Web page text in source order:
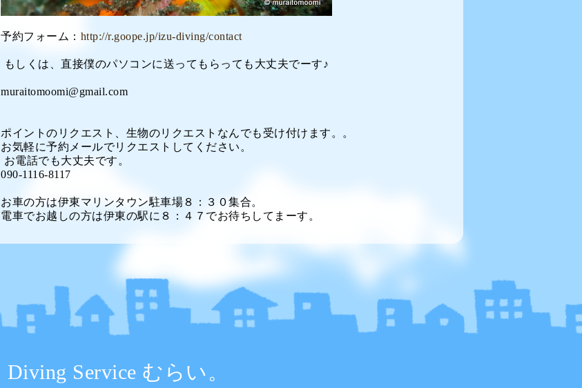
予約フォーム： http://r.goope.jp/izu-diving/contact
もしくは、直接僕のパソコンに送ってもらっても大丈夫でーす♪
muraitomoomi@gmail.com
ポイントのリクエスト、生物のリクエストなんでも受け付けます。。
お気軽に予約メールでリクエストしてください。
お電話でも大丈夫です。
090-1116-8117
お車の方は伊東マリンタウン駐車場８：３０集合。
電車でお越しの方は伊東の駅に８：４７でお待ちしてまーす。
Diving Service むらい。